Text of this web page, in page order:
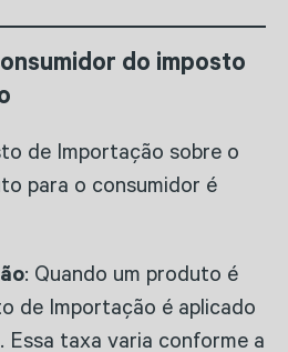
do imposto
de Importação sobre o
para o consumidor é
: Quando um produto é
de Importação é aplicado
Essa taxa varia conforme a